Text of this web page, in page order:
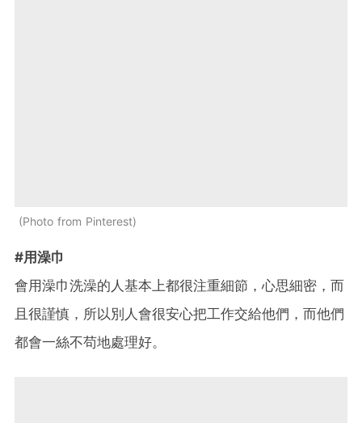
Photo from Pinterest
#用澡巾
會用澡巾洗澡的人基本上都很注重細節，心思細密，而
且很謹慎，所以別人會很安心把工作交給他們，而他們
都會一絲不苟地處理好。